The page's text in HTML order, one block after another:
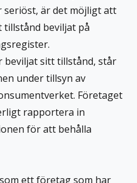
är det möjligt att
beviljat på
sitt tillstånd, står
under tillsyn av
Företaget
rapportera in
för att behålla
ett företag som har